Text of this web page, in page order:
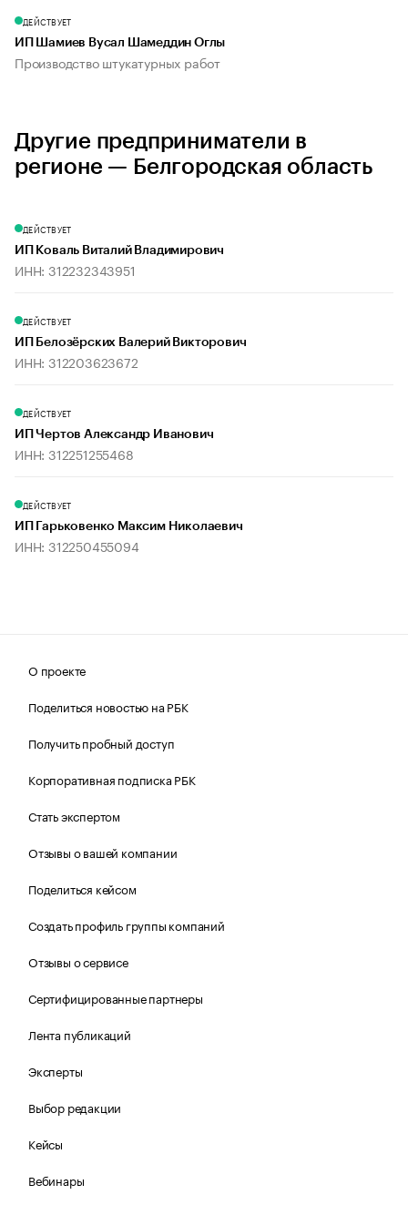
ДЕЙСТВУЕТ
ИП Шамиев Вусал Шамеддин Оглы
Производство штукатурных работ
Другие предприниматели в
регионе — Белгородская область
ДЕЙСТВУЕТ
ИП Коваль Виталий Владимирович
ИНН: 312232343951
ДЕЙСТВУЕТ
ИП Белозёрских Валерий Викторович
ИНН: 312203623672
ДЕЙСТВУЕТ
ИП Чертов Александр Иванович
ИНН: 312251255468
ДЕЙСТВУЕТ
ИП Гарьковенко Максим Николаевич
ИНН: 312250455094
О проекте
Поделиться новостью на РБК
Получить пробный доступ
Корпоративная подписка РБК
Стать экспертом
Отзывы о вашей компании
Поделиться кейсом
Создать профиль группы компаний
Отзывы о сервисе
Сертифицированные партнеры
Лента публикаций
Эксперты
Выбор редакции
Кейсы
Вебинары